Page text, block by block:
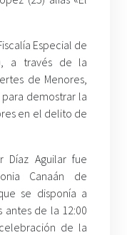
Especial de
a través de la
de Menores,
demostrar la
en el delito de
Aguilar fue
Canaán de
se disponía a
antes de la 12:00
de la